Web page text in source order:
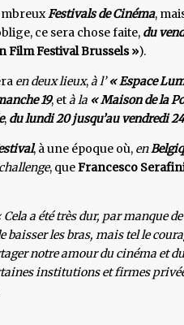
Festivals de Cinéma,
ce sera chose faite, du
Film Festival Brussels »).
en deux lieux,à l’« Espace
19, età la « Maison de la
, du lundi 20 jusqu’au vendredi 24
, à une époque où, en
, queFrancesco
Cela a été très dur, par manque
baisser les bras, mais tel le
notre amour du cinéma et
institutions et firmes